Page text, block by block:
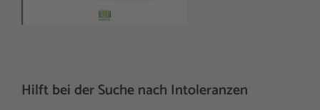
Hilft bei der Suche nach Intoleranzen